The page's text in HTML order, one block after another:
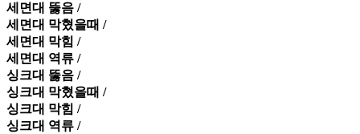
세면대 뚫음 /
세면대 막혔을때 /
세면대 막힘 /
세면대 역류 /
싱크대 뚫음 /
싱크대 막혔을때 /
싱크대 막힘 /
싱크대 역류 /